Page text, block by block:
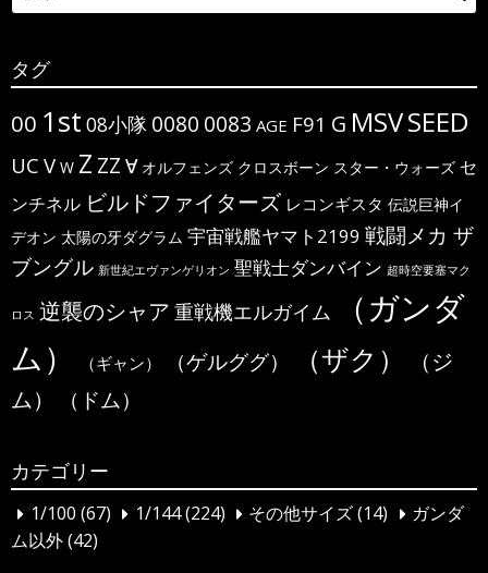
for:
タグ
00 1st 08小隊 0080 0083 AGE F91 G MSVSEED
UC V W Z ΖΖ ∀ オルフェンズ クロスボーン スター・ウォーズ セ
ンチネル ビルドファイターズ レコンギスタ 伝説巨神イ
デオン 太陽の牙ダグラム 宇宙戦艦ヤマト2199 戦闘メカ ザ
ブングル 新世紀エヴァンゲリオン 聖戦士ダンバイン 超時空要塞マク
ロス 逆襲のシャア 重戦機エルガイム
（ガンダ
ム）
（ギャン） （ゲルググ） （ザク）
（ジ
ム）
（ドム）
カテゴリー
1/100 (67) 1/144(224) その他サイズ(14)
ガンダ
ム以外(42)